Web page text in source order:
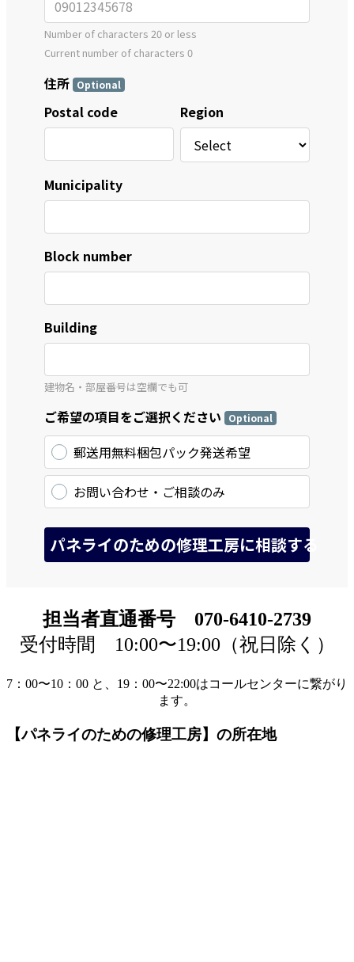
担当者直通番号 070-6410-2739
受付時間 10:00〜19:00（祝日除く）
7：00〜10：00 と、19：00〜22:00はコールセンターに繋がり
ます。
【パネライのための修理工房】の所在地